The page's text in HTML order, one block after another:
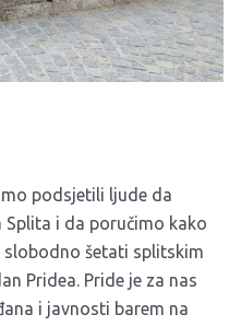
podsjetili ljude da
i da poručimo kako
šetati splitskim
Pridea. Pride je za nas
i javnosti barem na